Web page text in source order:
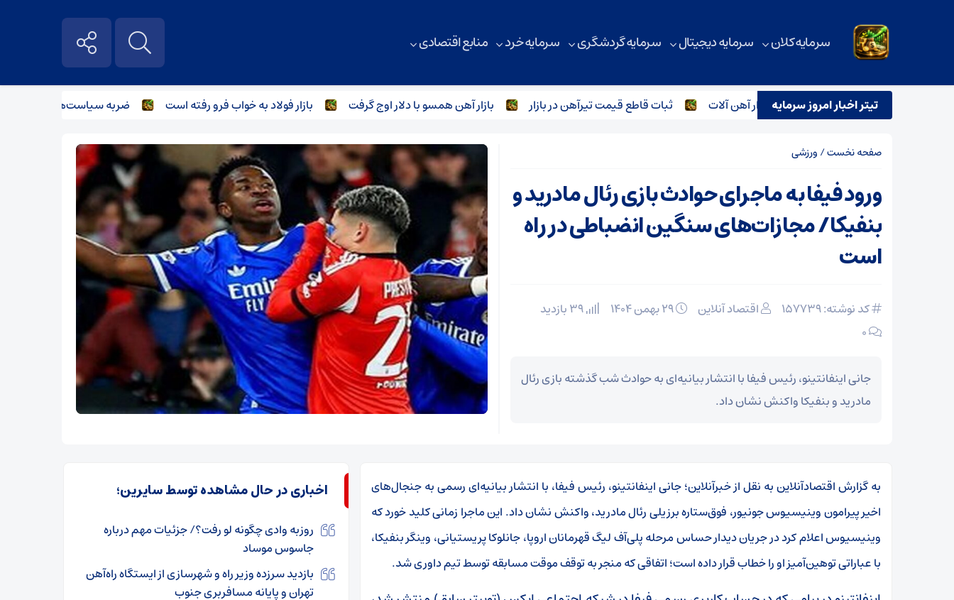
سرمایه کلان سرمایه دیجیتال سرمایه گردشگری سرمایه خرد منابع اقتصادی
تیتر اخبار امروز سرمایه
ترور اسماعیل هنیه و تاثیر آن بر بازار آهن آلات ثبات قاطع قیمت تیرآهن در بازار بازار آهن همسو با دلار اوج گرفت بازار فولاد به خواب فرو رفته است ضربه سیاست‌های غیرکارشناسانه
صفحه نخست/ ورزشی
ورود فیفا به ماجرای حوادث بازی رئال مادرید و
بنفیکا/ مجازات‌های سنگین انضباطی در راه
است
کد نوشته: 157739 اقتصاد آنلاین
۰
جانی اینفانتینو، رئیس فیفا با انتشار بیانیه‌ای به حوادث شب گذشته بازی رئال
مادرید و بنفیکا واکنش نشان داد.
به گزارش اقتصادآنلاین به نقل از خبرآنلاین؛ جانی اینفانتینو، رئیس فیفا، با انتشار بیانیه‌ای رسمی به جنجال‌های
اخیر پیرامون وینیسیوس جونیور، فوق‌ستاره برزیلی رئال مادرید، واکنش نشان داد. این ماجرا زمانی کلید خورد که
وینیسیوس اعلام کرد در جریان دیدار حساس مرحله پلی‌آف لیگ قهرمانان اروپا، جانلوکا پریستیانی، وینگر بنفیکا،
با عباراتی توهین‌آمیز او را خطاب قرار داده است؛ اتفاقی که منجر به توقف موقت مسابقه توسط تیم داوری شد.
اخباری در حال مشاهده توسط سایرین؛
روزبه وادی چگونه لو رفت؟/ جزئیات مهم درباره
جاسوس موساد
بازدید سرزده وزیر راه و شهرسازی از ایستگاه راه‌آهن
تهران و پایانه مسافربری جنوب